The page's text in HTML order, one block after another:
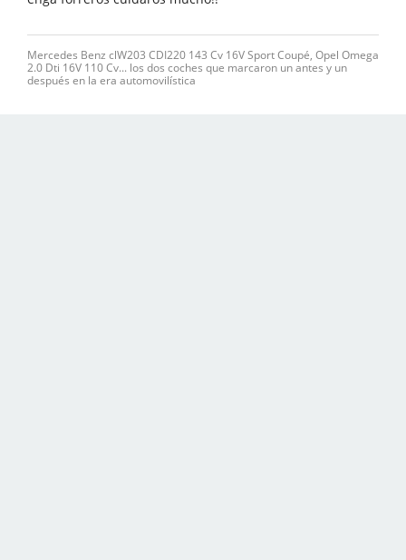
Mercedes Benz clW203 CDI220 143 Cv 16V Sport Coupé, Opel Omega
2.0 Dti 16V 110 Cv... los dos coches que marcaron un antes y un
después en la era automovilística